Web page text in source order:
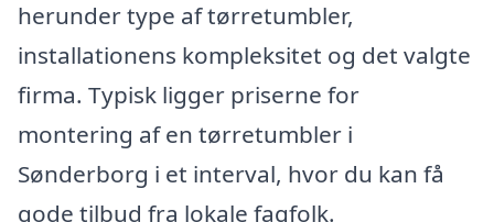
herunder type af tørretumbler,
installationens kompleksitet og det valgte
firma. Typisk ligger priserne for
montering af en tørretumbler i
Sønderborg i et interval, hvor du kan få
gode tilbud fra lokale fagfolk.